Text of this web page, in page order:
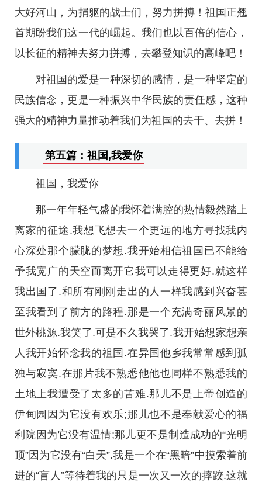
大好河山，为捐躯的战士们，努力拼搏！祖国正翘
首期盼我们这一代的崛起。我们也以百倍的信心，
以长征的精神去努力拼搏，去攀登知识的高峰吧！
对祖国的爱是一种深切的感情，是一种坚定的
民族信念，更是一种振兴中华民族的责任感，这种
强大的精神力量推动着我们为祖国的去干、去拼！
第五篇：祖国,我爱你
祖国，我爱你
那一年年轻气盛的我怀着满腔的热情毅然踏上
离家的征途.我想飞想去一个更远的地方寻找我内
心深处那个朦胧的梦想.我开始相信祖国已不能给
予我宽广的天空而离开它我可以走得更好.就这样
我出国了.和所有刚刚走出的人一样我感到兴奋甚
至我看到了前方的路程.那是一个充满奇丽风景的
世外桃源.我笑了.可是不久我哭了.我开始想家想亲
人我开始怀念我的祖国.在异国他乡我常常感到孤
独与寂寞.在那片我不熟悉他他也同样不熟悉我的
土地上我遭受了太多的苦难.那儿不是上帝创造的
伊甸园因为它没有欢乐;那儿也不是奉献爱心的福
利院因为它没有温情;那儿更不是制造成功的“光明
顶”因为它没有“白天”.我是一个在“黑暗”中摸索着前
进的“盲人”等待着我的只是一次又一次的摔跤.这就